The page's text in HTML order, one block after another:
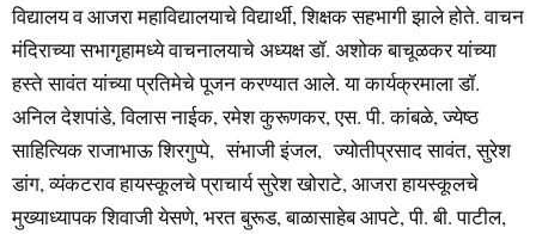
विद्यालय व आजरा महाविद्यालयाचे विद्यार्थी, शिक्षक सहभागी झाले होते. वाचन
मंदिराच्या सभागृहामध्ये वाचनालयाचे अध्यक्ष डॉ. अशोक बाचूळकर यांच्या
हस्ते सावंत यांच्या प्रतिमेचे पूजन करण्यात आले. या कार्यक्रमाला डॉ.
अनिल देशपांडे, विलास नाईक, रमेश कुरूणकर, एस. पी. कांबळे, ज्येष्ठ
साहित्यिक राजाभाऊ शिरगुप्पे, संभाजी इंजल, ज्योतीप्रसाद सावंत, सुरेश
डांग, व्यंकटराव हायस्कूलचे प्राचार्य सुरेश खोराटे, आजरा हायस्कूलचे
मुख्याध्यापक शिवाजी येसणे, भरत बुरूड, बाळासाहेब आपटे, पी. बी. पाटील,